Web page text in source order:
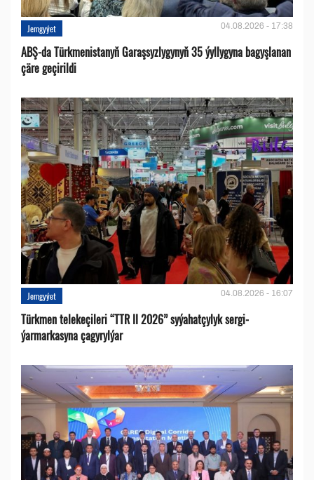
Jemgyýet 04.08.2026 - 17:38
ABŞ-da Türkmenistanyň Garaşsyzlygynyň 35 ýyllygyna bagyşlanan
çäre geçirildi
Jemgyýet 04.08.2026 - 16:07
Türkmen telekeçileri “TTR II 2026” syýahatçylyk sergi-
ýarmarkasyna çagyrylýar